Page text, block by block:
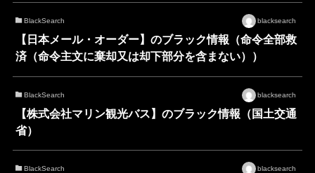
BlackSearch blacksearch
【日本メール・オーダー】のブラック情報（命令全部救
済（命令主文に棄却又は却下部分を含まない））
BlackSearch blacksearch
【株式会社マリン観光バス】のブラック情報（国土交通
省）
BlackSearch blacksearch